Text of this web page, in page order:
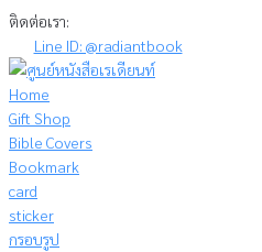
Skip
content
ติดต่อเรา:
Line ID: @radiantbook
Home
Gift Shop
Bible Covers
Bookmark
card
sticker
กรอบรูป